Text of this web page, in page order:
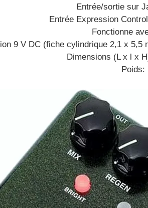
Entrée/sortie sur
Entrée Expression
Fonctionne
9 V DC (fiche cylindrique 2,1 x
Dimensions (L x l x
Poids: